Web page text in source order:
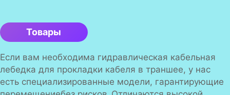
Товары
Если вам необходима гидравлическая кабельная
лебедка для прокладки кабеля в траншее, у нас
есть специализированные модели, гарантирующие